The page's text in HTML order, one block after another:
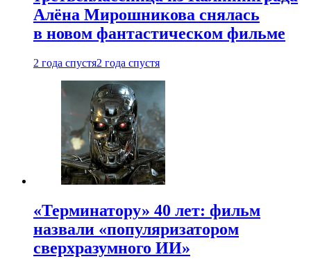
Алёна Мирошникова снялась
в новом фантастическом фильме
2 года спустя2 года спустя
«Терминатору» 40 лет: фильм
назвали «популяризатором
сверхразумного ИИ»